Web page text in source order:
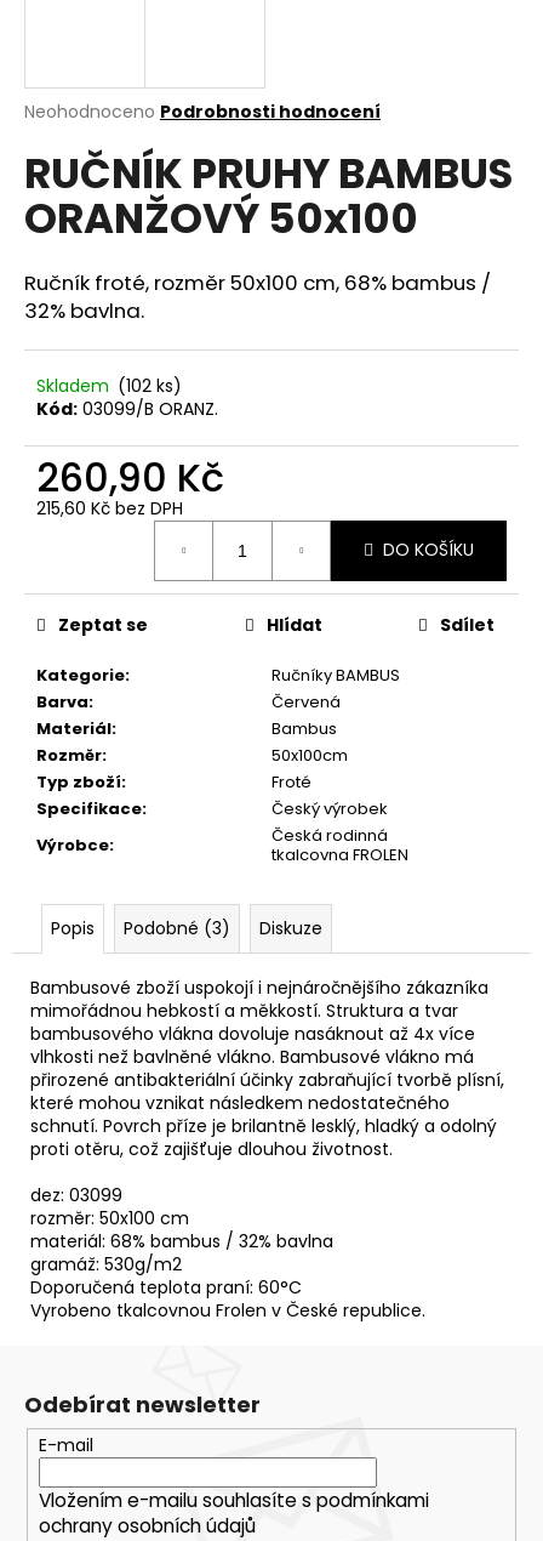
Průměrné
produktu
je
0,0
z
hvězdiček.
Neohodnoceno Podrobnosti hodnocení
RUČNÍK PRUHY BAMBUS
ORANŽOVÝ 50x100
Ručník froté, rozměr 50x100 cm, 68% bambus /
32% bavlna.
Skladem (102 ks)
Kód: 03099/B ORANZ.
260,90 Kč
215,60 Kč bez DPH
DO KOŠÍKU
Kategorie:
Ručníky BAMBUS
Barva:
Červená
Materiál:
Bambus
Rozměr:
50x100cm
Typ zboží:
Froté
Specifikace:
Český výrobek
Výrobce:
Česká rodinná
tkalcovna FROLEN
Zeptat se Hlídat Sdílet
Popis Podobné (3) Diskuze
Bambusové zboží uspokojí i nejnáročnějšího zákazníka
mimořádnou hebkostí a měkkostí. Struktura a tvar
bambusového vlákna dovoluje nasáknout až 4x více
vlhkosti než bavlněné vlákno. Bambusové vlákno má
přirozené antibakteriální účinky zabraňující tvorbě plísní,
které mohou vznikat následkem nedostatečného
schnutí. Povrch příze je brilantně lesklý, hladký a odolný
proti otěru, což zajišťuje dlouhou životnost.
dez: 03099
rozměr: 50x100 cm
materiál: 68% bambus / 32% bavlna
gramáž: 530g/m2
Doporučená teplota praní: 60°C
Vyrobeno tkalcovnou Frolen v České republice.
í
t
?
HLEDAT
D
o
p
o
u
j
e
e
UTĚRKA
ŽAKÁRSKÁ
FOLKLÓR
50X70
91,50
Odebírat newsletter
E-mail
Vložením e-mailu souhlasíte s podmínkami
ochrany osobních údajů